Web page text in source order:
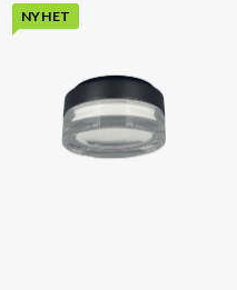
NYHET